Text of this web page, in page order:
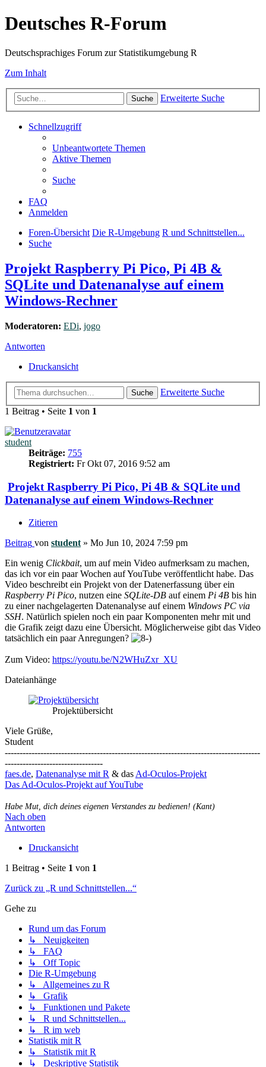
Deutsches R-Forum
Deutschsprachiges Forum zur Statistikumgebung R
Zum Inhalt
Suche Erweiterte Suche
Schnellzugriff
Unbeantwortete Themen
Aktive Themen
Suche
FAQ
Anmelden
Foren-Übersicht Die R-Umgebung R und Schnittstellen...
Suche
Projekt Raspberry Pi Pico, Pi 4B &
SQLite und Datenanalyse auf einem
Windows-Rechner
Moderatoren: EDi, jogo
Antworten
Druckansicht
Suche
Erweiterte Suche
1 Beitrag • Seite 1 von 1
student
Beiträge: 755
Registriert: Fr Okt 07, 2016 9:52 am
Projekt Raspberry Pi Pico, Pi 4B & SQLite und
Datenanalyse auf einem Windows-Rechner
Zitieren
Beitrag von student » Mo Jun 10, 2024 7:59 pm
Ein wenig Clickbait, um auf mein Video aufmerksam zu machen,
das ich vor ein paar Wochen auf YouTube veröffentlicht habe. Das
Video beschreibt ein Projekt von der Datenerfassung über ein
Raspberry Pi Pico, nutzen eine SQLite-DB auf einem Pi 4B bis hin
zu einer nachgelagerten Datenanalyse auf einem Windows PC via
SSH. Natürlich spielen noch ein paar Komponenten mehr mit und
die Grafik zeigt dazu eine Übersicht. Möglicherweise gibt das Video
tatsächlich ein paar Anregungen?
Zum Video: https://youtu.be/N2WHuZxr_XU
Dateianhänge
Projektübersicht
Viele Grüße,
Student
--------------------------------------------------------------------------------------
---------------------------------
faes.de, Datenanalyse mit R & das Ad-Oculos-Projekt
Das Ad-Oculos-Projekt auf YouTube
Habe Mut, dich deines eigenen Verstandes zu bedienen! (Kant)
Nach oben
Antworten
Druckansicht
1 Beitrag • Seite 1 von 1
Zurück zu „R und Schnittstellen...“
Gehe zu
Rund um das Forum
↳ Neuigkeiten
↳ FAQ
↳ Off Topic
Die R-Umgebung
↳ Allgemeines zu R
↳ Grafik
↳ Funktionen und Pakete
↳ R und Schnittstellen...
↳ R im web
Statistik mit R
↳ Statistik mit R
↳ Deskriptive Statistik